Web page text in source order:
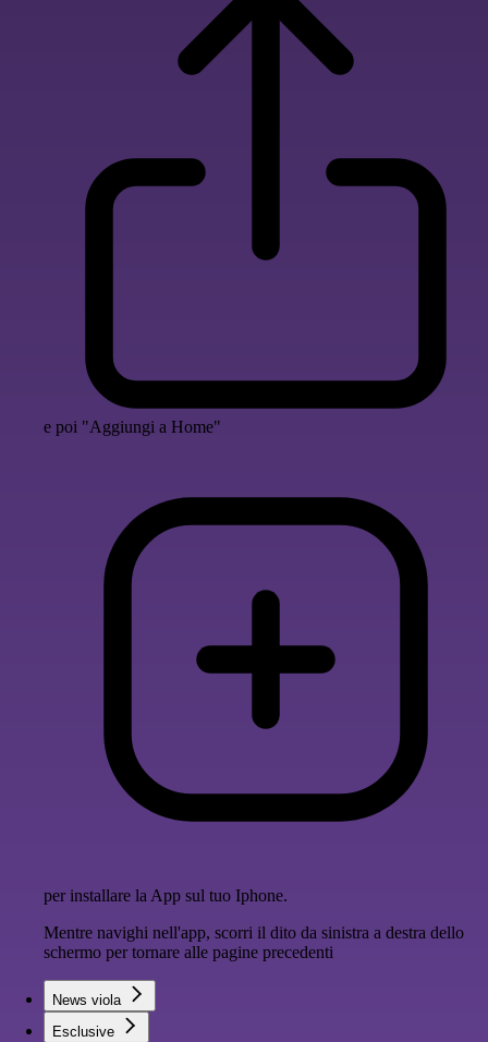
e poi "Aggiungi a Home"
per installare la App sul tuo Iphone.
Mentre navighi nell'app, scorri il dito da sinistra a destra dello
schermo per tornare alle pagine precedenti
News viola
Esclusive